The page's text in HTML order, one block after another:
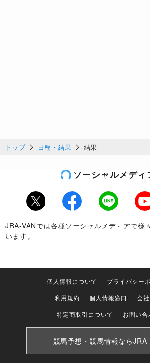
トップ 日程・結果 結果
ソーシャルメディ
Twitter Facebook LINE
JRA-VANでは各種ソーシャルメディアで様
います。
個人情報について
プライバシー
利用規約
個人情報窓口
会
特定商取引について
お問い合
競馬予想・競馬情報なら